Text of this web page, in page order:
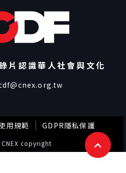
片認識華人社會與文化
copyright
用規範 GDPR隱私保護